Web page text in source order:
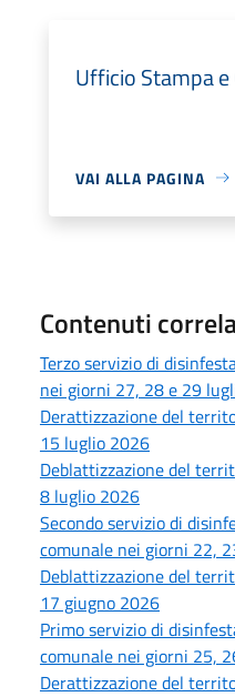
Ufficio Stampa
VAI ALLA PAGINA
Contenuti
Terzo servizio di
nei giorni 27, 28 e 29
Derattizzazione del
15 luglio 2026
Deblattizzazione del
8 luglio 2026
Secondo servizio di
comunale nei giorni 22,
Deblattizzazione del
17 giugno 2026
Primo servizio di
comunale nei giorni 25,
Derattizzazione del